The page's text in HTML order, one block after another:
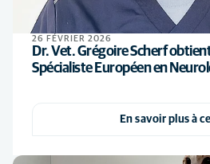
26 FÉVRIER 2026
Dr. Vet. Grégoire Scherf
Spécialiste Européen en
En savoir plus à